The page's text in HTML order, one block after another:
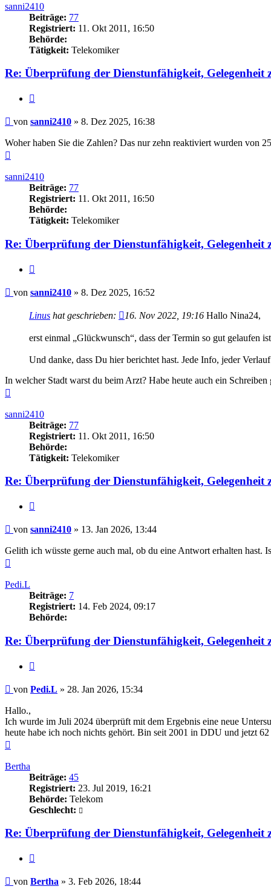
sanni2410
Beiträge: 77
Registriert: 11. Okt 2011, 16:50
Behörde:
Tätigkeit: Telekomiker
Re: Überprüfung der Dienstunfähigkeit, Gelegenheit
Beitrag
von sanni2410 » 8. Dez 2025, 16:38
Woher haben Sie die Zahlen? Das nur zehn reaktiviert wurden von
sanni2410
Beiträge: 77
Registriert: 11. Okt 2011, 16:50
Behörde:
Tätigkeit: Telekomiker
Re: Überprüfung der Dienstunfähigkeit, Gelegenheit
Beitrag
von sanni2410 » 8. Dez 2025, 16:52
Linus hat geschrieben: 16. Nov 2022, 19:16 Hallo Nina24,
erst einmal „Glückwunsch“, dass der Termin so gut gelaufen
Und danke, dass Du hier berichtet hast. Jede Info, jeder
In welcher Stadt warst du beim Arzt? Habe heute auch ein
sanni2410
Beiträge: 77
Registriert: 11. Okt 2011, 16:50
Behörde:
Tätigkeit: Telekomiker
Re: Überprüfung der Dienstunfähigkeit, Gelegenheit
Beitrag
von sanni2410 » 13. Jan 2026, 13:44
Gelith ich wüsste gerne auch mal, ob du eine Antwort erhalten hast.
Pedi.L
Beiträge: 7
Registriert: 14. Feb 2024, 09:17
Behörde:
Re: Überprüfung der Dienstunfähigkeit, Gelegenheit
Beitrag
von Pedi.L » 28. Jan 2026, 15:34
Hallo.,
Ich wurde im Juli 2024 überprüft mit dem Ergebnis eine neue
heute habe ich noch nichts gehört. Bin seit 2001 in DDU und jetzt 62
Bertha
Beiträge: 45
Registriert: 23. Jul 2019, 16:21
Behörde: Telekom
Geschlecht:
Re: Überprüfung der Dienstunfähigkeit, Gelegenheit
Beitrag
von Bertha » 3. Feb 2026, 18:44